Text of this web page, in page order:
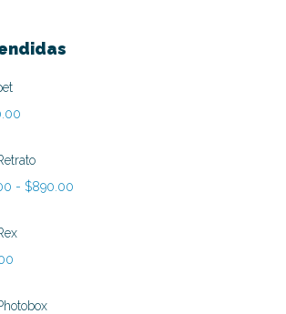
- $890.00